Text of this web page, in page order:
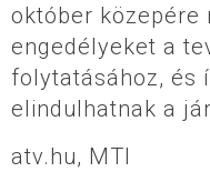
október közepére
engedélyeket a
folytatásához, és
elindulhatnak a
atv.hu, MTI